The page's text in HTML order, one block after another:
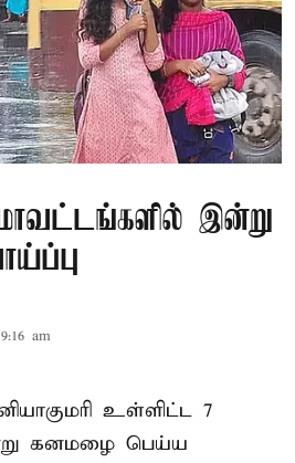
இன்று
am
உள்ளிட்ட 7
கனமழை பெய்ய